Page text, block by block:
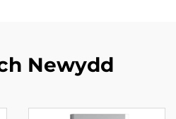
Newydd